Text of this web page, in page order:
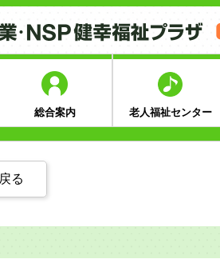
総合案内 老人福祉センター
る